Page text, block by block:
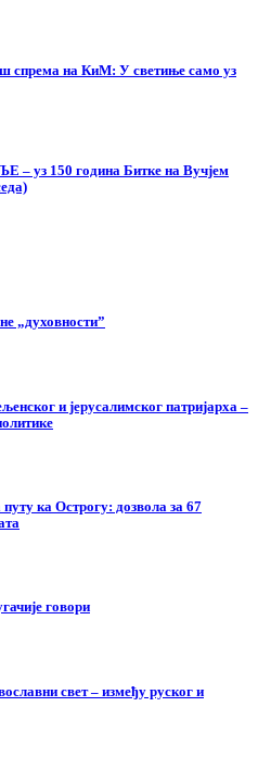
спрема на КиМ: У светиње само уз
уз 150 година Битке на Вучјем
„духовности”
и јерусалимског патријарха –
ка Острогу: дозвола за 67
говори
свет – између руског и